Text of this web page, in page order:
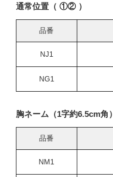
通常位置（ ①② ）
品番
NJ1
NG1
胸ネーム（1字約6.5cm角）
品番
NM1